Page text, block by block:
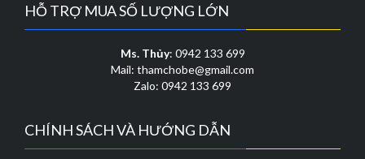
tùy
chọn
có
thể
được
trang
sản
chọn
sản
HỖ TRỢ MUA SỐ LƯỢNG LỚN
Ms. Thủy: 0942 133 699
Mail: thamchobe@gmail.com
Zalo: 0942 133 699
CHÍNH SÁCH VÀ HƯỚNG DẪN